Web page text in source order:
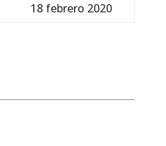
18 febrero 2020